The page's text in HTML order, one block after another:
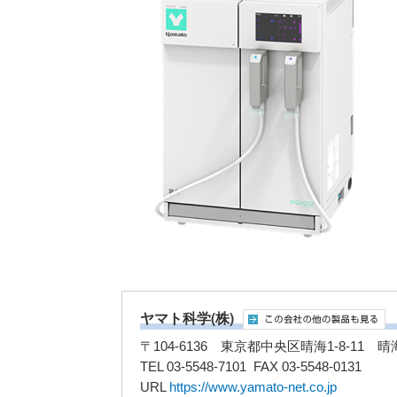
ヤマト科学(株)
〒104-6136 東京都中央区晴海1-8-11 晴
TEL 03-5548-7101 FAX 03-5548-0131
URL https://www.yamato-net.co.jp